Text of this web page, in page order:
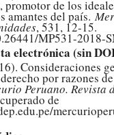
promotor de los
amantes del país.
, 531, 12-15.
MP531-2018-
electrónica (sin
Consideraciones
por razones de
Peruano. Revista
de